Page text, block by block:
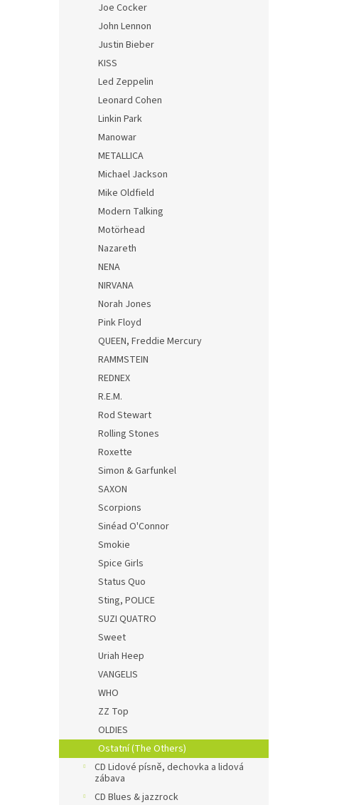
Joe Cocker
John Lennon
Justin Bieber
KISS
Led Zeppelin
Leonard Cohen
Linkin Park
Manowar
METALLICA
Michael Jackson
Mike Oldfield
Modern Talking
Motörhead
Nazareth
NENA
NIRVANA
Norah Jones
Pink Floyd
QUEEN, Freddie Mercury
RAMMSTEIN
REDNEX
R.E.M.
Rod Stewart
Rolling Stones
Roxette
Simon & Garfunkel
SAXON
Scorpions
Sinéad O'Connor
Smokie
Spice Girls
Status Quo
Sting, POLICE
SUZI QUATRO
Sweet
Uriah Heep
VANGELIS
WHO
ZZ Top
OLDIES
Ostatní (The Others)
CD Lidové písně, dechovka a lidová
zábava
CD Blues & jazzrock